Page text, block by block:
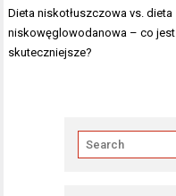
Nawigacja
wpisu
Dieta niskotłuszczowa vs. dieta
niskowęglowodanowa – co jest
skuteczniejsze?